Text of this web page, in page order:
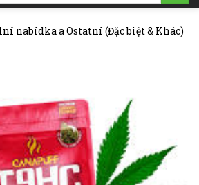
nabídka a Ostatní (Đặc biệt & Khác)